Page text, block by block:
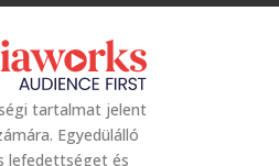
tartalmat jelent
Egyedülálló
lefedettséget és